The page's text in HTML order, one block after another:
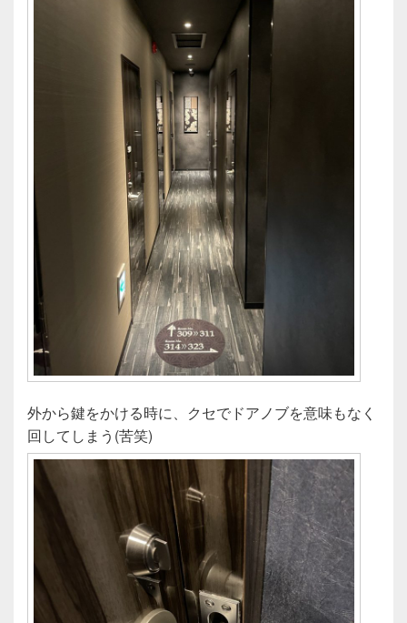
外から鍵をかける時に、クセでドアノブを意味もなく
回してしまう(苦笑)